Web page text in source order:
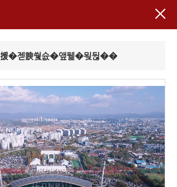
�젣諛쒗슚�앺뭹�묒뒪��